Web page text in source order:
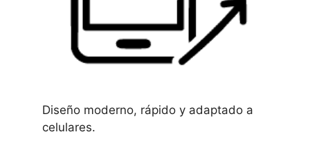
Diseño moderno, rápido y adaptado a
celulares.